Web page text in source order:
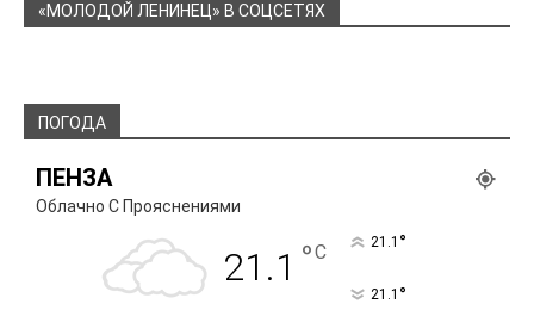
«МОЛОДОЙ ЛЕНИНЕЦ» В СОЦСЕТЯХ
ПОГОДА
ПЕНЗА
Облачно С Прояснениями
21.1 °C 21.1 °
21.1 °